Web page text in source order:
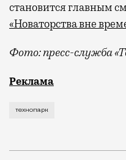
становится главным
«Новаторства вне
Фото: пресс-служба
Рекламные кампании
Реклама
технопарк